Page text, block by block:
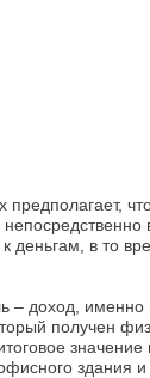
в то
– доход, именно
получен
здания и